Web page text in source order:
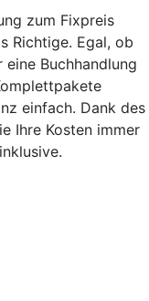
zum Fixpreis
Richtige. Egal, ob
Buchhandlung
einfach. Dank des
Ihre Kosten immer